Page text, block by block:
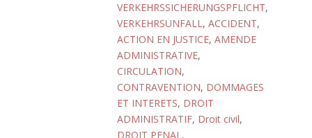
VERKEHRSSICHERUNGSPFLICHT,
VERKEHRSUNFALL, ACCIDENT,
ACTION EN JUSTICE, AMENDE
ADMINISTRATIVE,
CIRCULATION,
CONTRAVENTION, DOMMAGES
ET INTERETS, DROIT
ADMINISTRATIF, Droit civil,
DROIT PENAL,